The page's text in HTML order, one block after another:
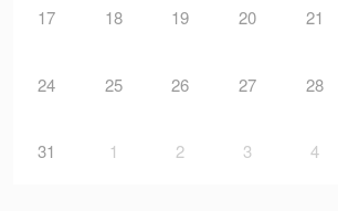
17 18 19 20 21
24 25 26 27 28
31 1 2 3 4